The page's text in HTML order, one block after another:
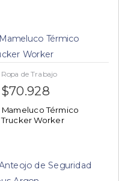
Ropa de Trabajo
$70.928
Mameluco Térmico
Trucker Worker